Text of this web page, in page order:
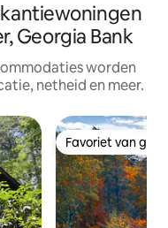
Georgia Bank
worden
netheid en meer.
Favoriet van
Favoriet van